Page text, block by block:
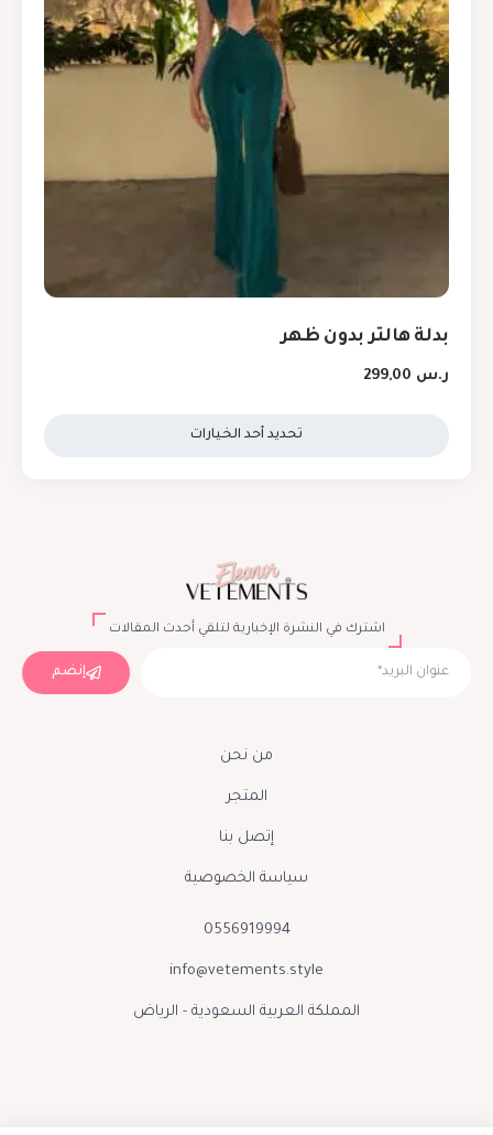
بدلة هالتر بدون ظهر
ر.س
تحديد أحد الخيارات
اشترك في النشرة الإخبارية لتلقي أحدث المقالات
إنضم
من نحن
المتجر
إتصل بنا
سياسة الخصوصية
0556919994
info@vetements.style
المملكة العربية السعودية - الرياض